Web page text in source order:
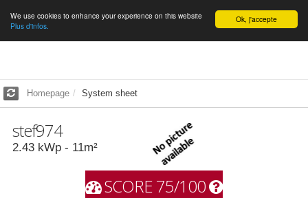
English Ok, j'accepte
We use cookies to enhance your experience on this website
Plus d'infos.
Homepage System sheet
stef974
2.43 kWp - 11m²
SCORE 75/100